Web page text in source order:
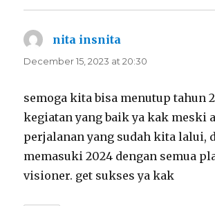
nita insnita
December 15, 2023 at 20:30
semoga kita bisa menutup tahun
kegiatan yang baik ya kak meski
perjalanan yang sudah kita lalui,
memasuki 2024 dengan semua
visioner. get sukses ya kak